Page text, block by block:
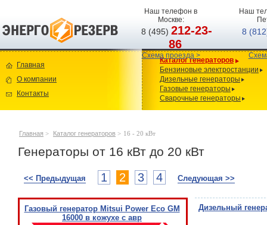
Наш телефон в
Москве:
8 (495)212-23-
86
Схема проезда >
Наш
8
Главная
О компании
Контакты
Каталог генераторов
Бензиновые электростанции
Дизельные генераторы
Газовые генераторы
Сварочные генераторы
Главная > Каталог генераторов > 16 - 20 кВт
Генераторы от 16 кВт до 20 кВт
<< Предыдущая 1 2 3 4 Следующая >>
Газовый генератор Mitsui Power Eco GM
16000 в кожухе с авр
Дизельный